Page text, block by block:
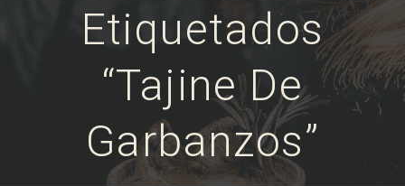
Etiquetados
“tajine De
Garbanzos”